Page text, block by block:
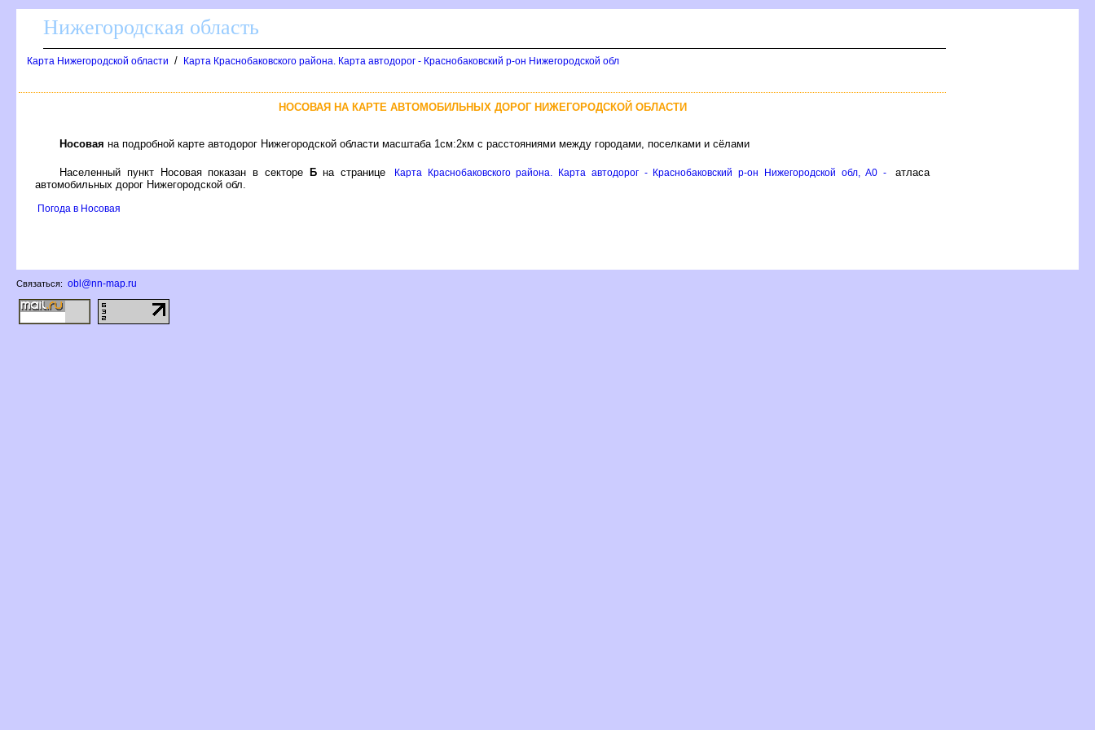
Нижегородская область
Карта Нижегородской области / Карта Краснобаковского района. Карта автодорог - Краснобаковский р-он Нижегородской обл
НОСОВАЯ НА КАРТЕ АВТОМОБИЛЬНЫХ ДОРОГ НИЖЕГОРОДСКОЙ ОБЛАСТИ
Носовая на подробной карте автодорог Нижегородской области масштаба 1см:2км с расстояниями между городами, поселками и сёлами
Населенный пункт Носовая показан в секторе Бна странице Карта Краснобаковского района. Карта автодорог - Краснобаковский р-он Нижегородской обл, A0 -
атласа
автомобильных дорог Нижегородской обл.
Погода в Носовая
Связаться: obl@nn-map.ru